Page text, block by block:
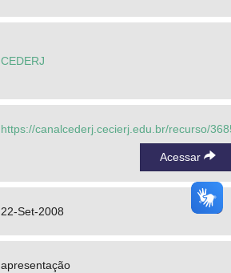
CEDERJ
https://canalcederj.cecierj.edu.br/recurso/
Acessar
22-Set-2008
apresentação